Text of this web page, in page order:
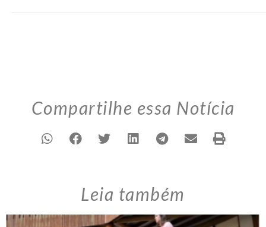
Compartilhe essa Notícia
Leia também